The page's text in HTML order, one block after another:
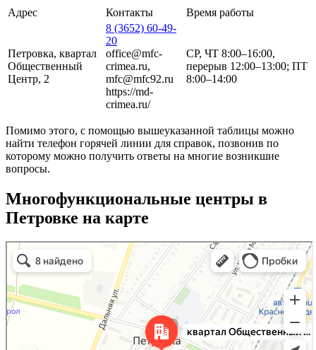
Адрес Контакты Время работы
Петровка, квартал
Общественный
Центр, 2
8 (3652) 60-49-
20
office@mfc-
crimea.ru,
mfc@mfc92.ru
https://md-
crimea.ru/
СР, ЧТ 8:00–16:00,
перерыв 12:00–13:00; ПТ
8:00–14:00
Помимо этого, с помощью вышеуказанной таблицы можно
найти телефон горячей линии для справок, позвонив по
которому можно получить ответы на многие возникшие
вопросы.
Многофункциональные центры в
Петровке на карте